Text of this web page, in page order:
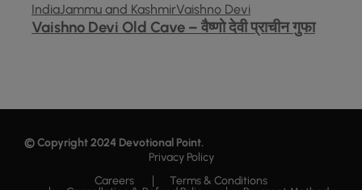
IndiaJammu and KashmirVaishno Devi
Vaishno Devi Old Cave – वैष्णो देवी प्राचीन गुफा
© Copyright 2024 Devotional Point.
Privacy Policy
Careers
Terms & Conditions